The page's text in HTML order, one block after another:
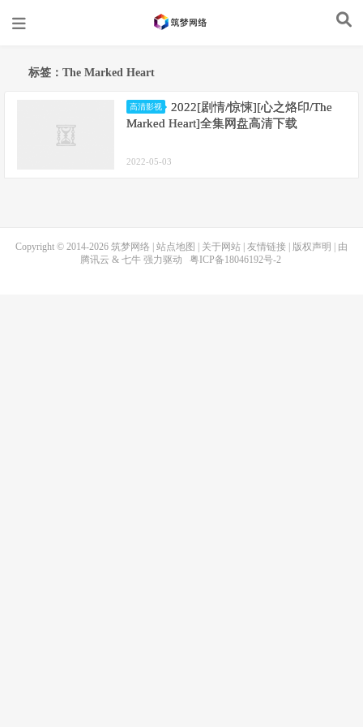
标签：The Marked Heart
高清影视
2022[剧情/惊悚][心之烙印/The
Marked Heart]全集网盘高清下载
2022-05-03
Copyright © 2014-2026 筑梦网络 站点地图 关于网站 友情链接 版权声明
| 由
腾讯云 & 七牛强力驱动 粤ICP备18046192号-2